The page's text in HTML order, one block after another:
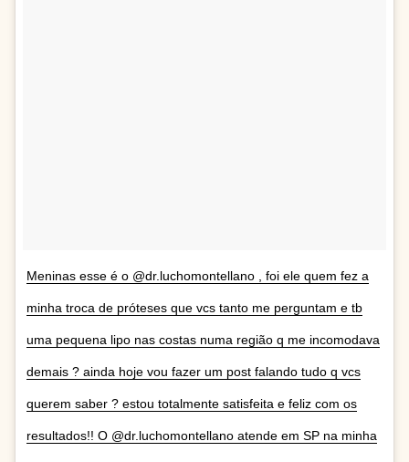
Meninas esse é o @dr.luchomontellano , foi ele quem fez a
minha troca de próteses que vcs tanto me perguntam e tb
uma pequena lipo nas costas numa região q me incomodava
demais ? ainda hoje vou fazer um post falando tudo q vcs
querem saber ? estou totalmente satisfeita e feliz com os
resultados!! O @dr.luchomontellano atende em SP na minha